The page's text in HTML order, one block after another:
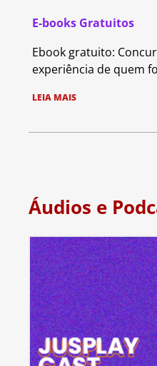
E-books Gratuitos
Ebook gratuito:
experiência de quem
LEIA MAIS
Áudios e